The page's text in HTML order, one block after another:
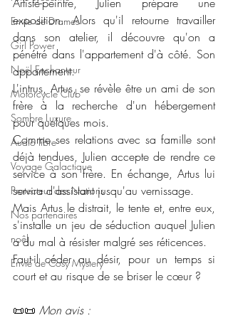
Envie de Drames
Girl Power
Noël Enchanteur
Motorcycle Club
Sombre Luxure
Audio libre
Voyage Galactique
Protecteur des Nations
Nos partenaires
noêl
Envie de Cosy Mystery
exposition. Alors qu'il retourne travailler
dans son atelier, il découvre qu'on a
pénétré dans l'appartement d'à côté. Son
appartement.
L'intrus, Artus, se révèle être un ami de son
frère à la recherche d'un hébergement
pour quelques mois.
Comme ses relations avec sa famille sont
déjà tendues, Julien accepte de rendre ce
service à son frère. En échange, Artus lui
servira d'assistant jusqu'au vernissage.
Mais Artus le distrait, le tente et, entre eux,
s'installe un jeu de séduction auquel Julien
a du mal à résister malgré ses réticences.
Faut-il céder au désir, pour un temps si
court et au risque de se briser le cœur ?
📜📜 Mon avis :